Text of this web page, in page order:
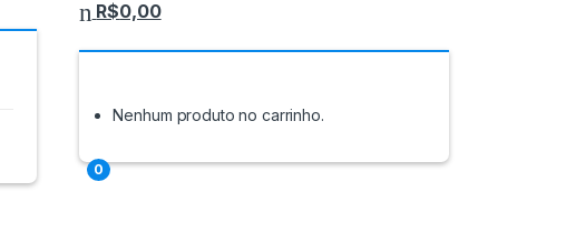
0
R$0,00
Nenhum produto no carrinho.